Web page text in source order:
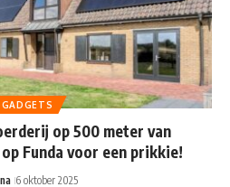
GADGETS
op 500 meter van
Funda voor een prikkie!
6 oktober 2025